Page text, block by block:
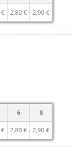
2,80 € 2,90 €
6 8
2,80 € 2,90 €